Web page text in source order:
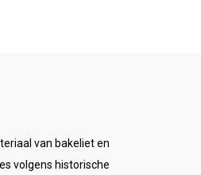
van bakeliet en
volgens historische